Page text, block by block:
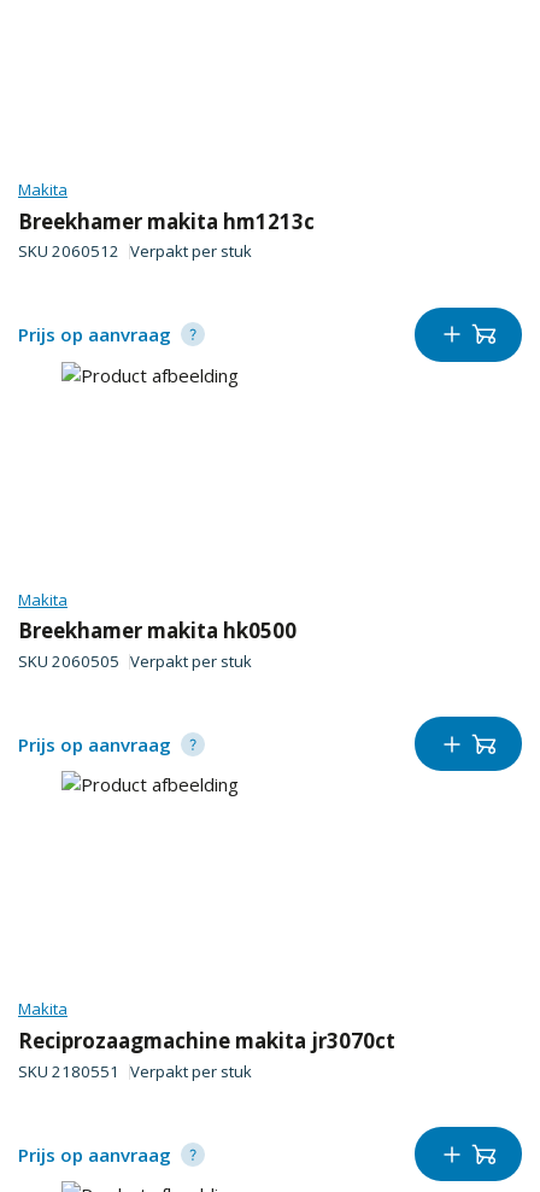
Makita
Breekhamer makita hm1213c
SKU 2060512 Verpakt per stuk
Prijs op aanvraag
Makita
Breekhamer makita hk0500
SKU 2060505 Verpakt per stuk
Prijs op aanvraag
Makita
Reciprozaagmachine makita jr3070ct
SKU 2180551 Verpakt per stuk
Prijs op aanvraag